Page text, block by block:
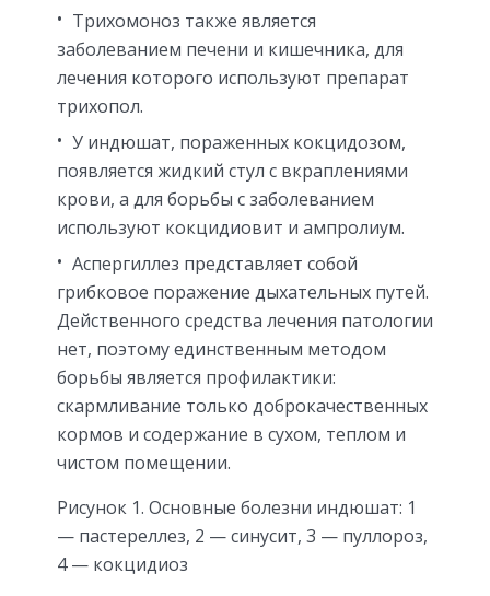
Трихомоноз также является
заболеванием печени и кишечника, для
лечения которого используют препарат
трихопол.
У индюшат, пораженных кокцидозом,
появляется жидкий стул с вкраплениями
крови, а для борьбы с заболеванием
используют кокцидиовит и ампролиум.
Аспергиллез представляет собой
грибковое поражение дыхательных путей.
Действенного средства лечения патологии
нет, поэтому единственным методом
борьбы является профилактики:
скармливание только доброкачественных
кормов и содержание в сухом, теплом и
чистом помещении.
Рисунок 1. Основные болезни индюшат: 1
— пастереллез, 2 — синусит, 3 — пуллороз,
4 — кокцидиоз